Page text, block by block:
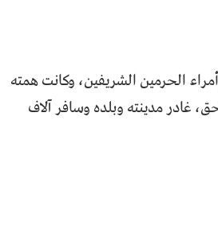
الحرمين الشريفين، وكانت همته
غادر مدينته وبلده وسافر آلاف